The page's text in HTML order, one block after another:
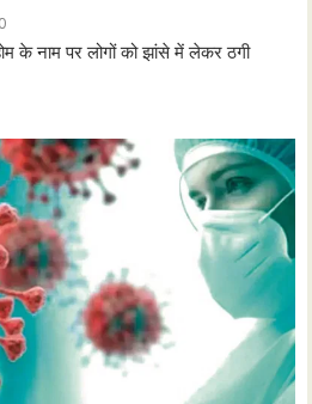
0
के नाम पर लोगों को झांसे में लेकर ठगी